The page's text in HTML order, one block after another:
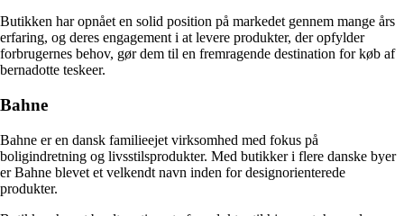
Butikken har opnået en solid position på markedet gennem mange års
erfaring, og deres engagement i at levere produkter, der opfylder
forbrugernes behov, gør dem til en fremragende destination for køb af
bernadotte teskeer.
Bahne
Bahne er en dansk familieejet virksomhed med fokus på
boligindretning og livsstilsprodukter. Med butikker i flere danske byer
er Bahne blevet et velkendt navn inden for designorienterede
produkter.